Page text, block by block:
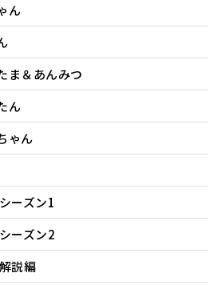
ん
ま＆あんみつ
ん
ゃん
ーズン1
ーズン2
説編